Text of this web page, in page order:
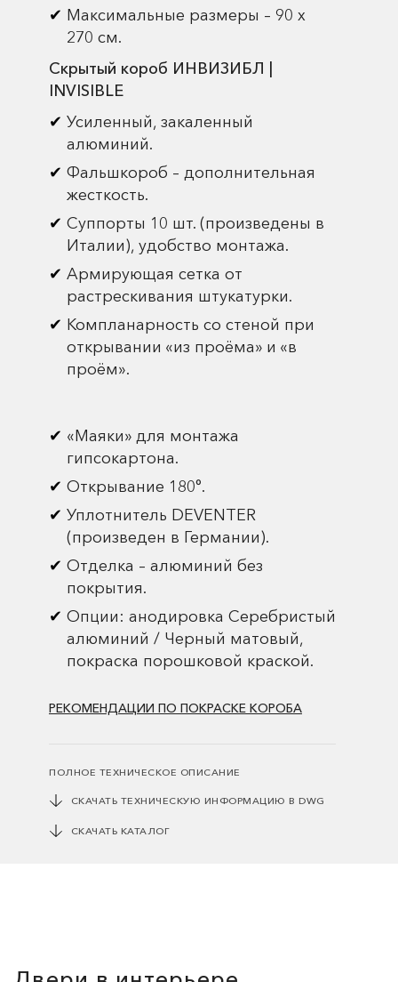
Максимальные размеры – 90 х
270 см.
Скрытый короб ИНВИЗИБЛ |
INVISIBLE
Усиленный, закаленный
алюминий.
Фальшкороб – дополнительная
жесткость.
Суппорты 10 шт. (произведены в
Италии), удобство монтажа.
Армирующая сетка от
растрескивания штукатурки.
Компланарность со стеной при
открывании «из проёма» и «в
проём».
«Маяки» для монтажа
гипсокартона.
Открывание 180°.
Уплотнитель DEVENTER
(произведен в Германии).
Отделка – алюминий без
покрытия.
Опции: анодировка Серебристый
алюминий / Черный матовый,
покраска порошковой краской.
РЕКОМЕНДАЦИИ ПО ПОКРАСКЕ КОРОБА
ПОЛНОЕ ТЕХНИЧЕСКОЕ ОПИСАНИЕ
СКАЧАТЬ ТЕХНИЧЕСКУЮ ИНФОРМАЦИЮ В DWG
СКАЧАТЬ КАТАЛОГ